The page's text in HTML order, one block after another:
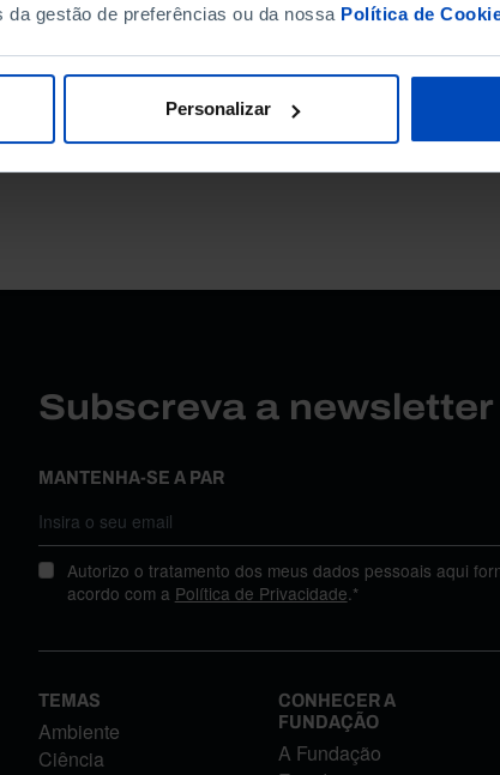
gestão de preferências ou da nossa Política de
Personalizar
DATA DE FIM
Subscreva a
MANTENHA-SE A PAR
Autorizo o tratamento dos meus dados pessoais aqui
acordo com a Política de Privacidade.*
TEMAS
Ambiente
Ciência
CONHECER A
FUNDAÇÃO
A Fundação